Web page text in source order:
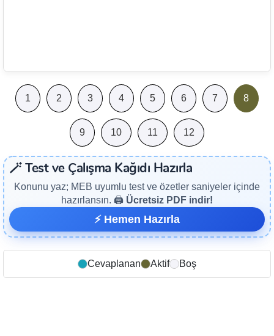
1 2 3 4 5 6 7 8
9 10 11 12
🪄 Test ve Çalışma Kağıdı Hazırla
Konunu yaz; MEB uyumlu test ve özetler saniyeler içinde
hazırlansın. 🖨️ Ücretsiz PDF indir!
⚡ Hemen Hazırla
Cevaplanan Aktif Boş